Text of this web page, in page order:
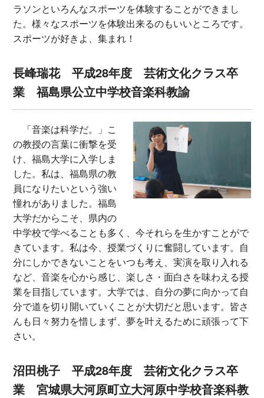
ラソンといろんなスポーツを体験することができまし
た。様々なスポーツを体験出来るのもいいところです。
スポーツが好きよ、集まれ！
長峰瑞花 平成28年度 芸術文化クラス卒
業 福島県公立中学校音楽科教諭
「音楽は科学だ。」こ
の教授の言葉に衝撃を受
け、福島大学に入学しま
した。私は、福島県の教
員になりたいという強い
憧れがありました。福島
大学だからこそ、県内の
中学校で学べることも多く、今それらを生かすことがで
きています。私は今、授業づくりに奮闘しています。自
分にしかできないことをいつも考え、実演を取り入れる
など、音楽を心から感じ、楽しさ・面白さを味わえる授
業を目指しています。大学では、自分の夢に向かって自
分で道を切り開いていくことが大切だと思います。皆さ
んも日々努力を惜しまず、夢を叶えるために頑張って下
さい。
沼田桃子 平成28年度 芸術文化クラス卒
業 宮城県大河原町立大河原中学校音楽科教